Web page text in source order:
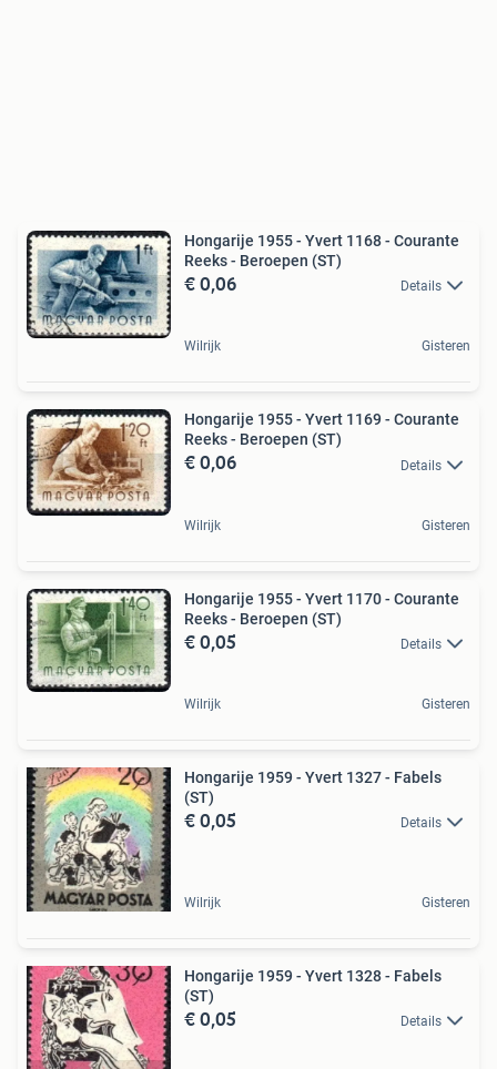
Hongarije 1955 - Yvert 1168 - Courante
Reeks - Beroepen (ST)
€ 0,06 Details
Wilrijk Gisteren
Hongarije 1955 - Yvert 1169 - Courante
Reeks - Beroepen (ST)
€ 0,06 Details
Wilrijk Gisteren
Hongarije 1955 - Yvert 1170 - Courante
Reeks - Beroepen (ST)
€ 0,05 Details
Wilrijk Gisteren
Hongarije 1959 - Yvert 1327 - Fabels
(ST)
€ 0,05 Details
Wilrijk Gisteren
Hongarije 1959 - Yvert 1328 - Fabels
(ST)
€ 0,05 Details